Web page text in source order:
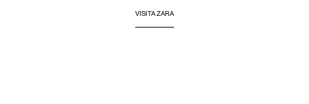
VISITA ZARA